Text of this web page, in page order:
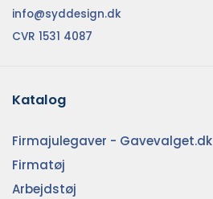
info@syddesign.dk
CVR 1531 4087
Katalog
Firmajulegaver - Gavevalget.dk
Firmatøj
Arbejdstøj